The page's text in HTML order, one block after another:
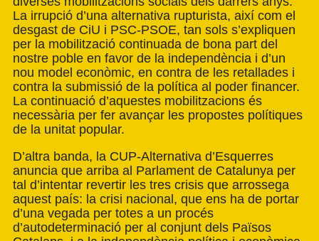
La irrupció d’una alternativa rupturista, així com el
desgast de CiU i PSC-PSOE, tan sols s’expliquen
per la mobilització continuada de bona part del
nostre poble en favor de la independència i d’un
nou model econòmic, en contra de les retallades i
contra la submissió de la política al poder financer.
La continuació d’aquestes mobilitzacions és
necessària per fer avançar les propostes polítiques
de la unitat popular.
D’altra banda, la CUP-Alternativa d’Esquerres
anuncia que arriba al Parlament de Catalunya per
tal d’intentar revertir les tres crisis que arrossega
aquest país: la crisi nacional, que ens ha de portar
d’una vegada per totes a un procés
d’autodeterminació per al conjunt dels Països